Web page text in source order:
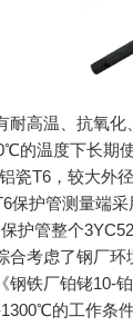
耐高温、抗氧
的温度下长期
瓷T6，较大外
保护管测量端
护管整个
合考虑了钢厂
钢铁厂铂铑10-
的工作条